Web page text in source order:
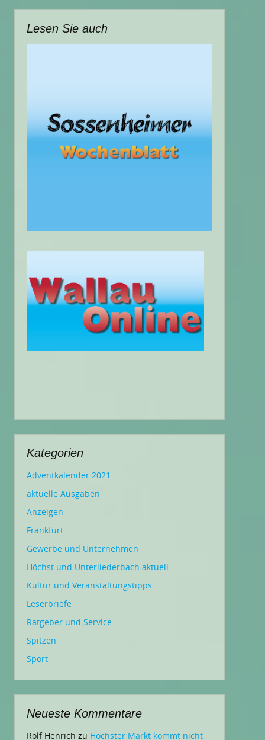
Lesen Sie auch
Kategorien
Adventkalender 2021
aktuelle Ausgaben
Anzeigen
Frankfurt
Gewerbe und Unternehmen
Höchst und Unterliederbach aktuell
Kultur und Veranstaltungstipps
Leserbriefe
Ratgeber und Service
Spitzen
Sport
Neueste Kommentare
Rolf Henrich zu Höchster Markt kommt nicht